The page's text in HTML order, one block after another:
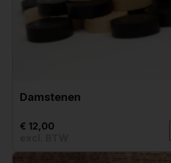
Damstenen
€ 12,00